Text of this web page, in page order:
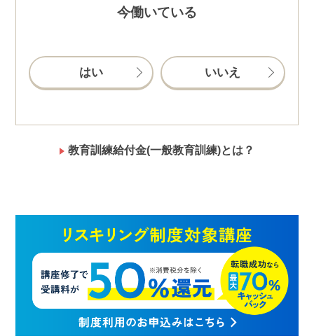
今働いている
はい いいえ
教育訓練給付金(一般教育訓練)とは？